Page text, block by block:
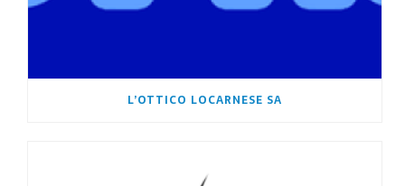
L’OTTICO LOCARNESE SA